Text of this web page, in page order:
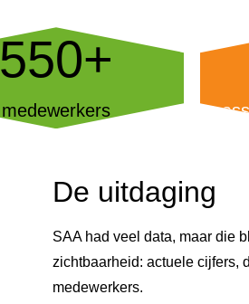
550+
medewerkers
De uitdaging
SAA had veel data, maar die
zichtbaarheid: actuele cijfers,
medewerkers.